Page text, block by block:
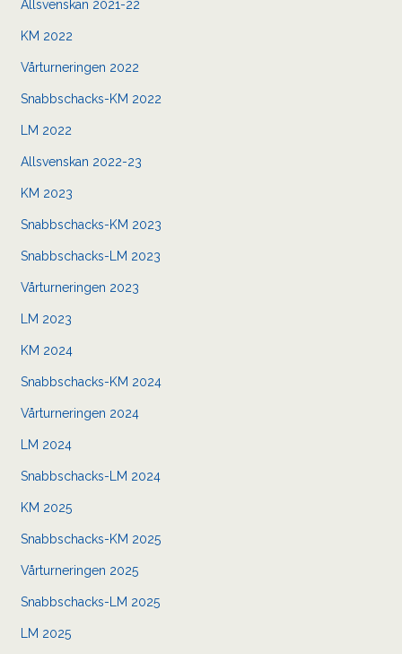
Allsvenskan 2021-22
KM 2022
Vårturneringen 2022
Snabbschacks-KM 2022
LM 2022
Allsvenskan 2022-23
KM 2023
Snabbschacks-KM 2023
Snabbschacks-LM 2023
Vårturneringen 2023
LM 2023
KM 2024
Snabbschacks-KM 2024
Vårturneringen 2024
LM 2024
Snabbschacks-LM 2024
KM 2025
Snabbschacks-KM 2025
Vårturneringen 2025
Snabbschacks-LM 2025
LM 2025